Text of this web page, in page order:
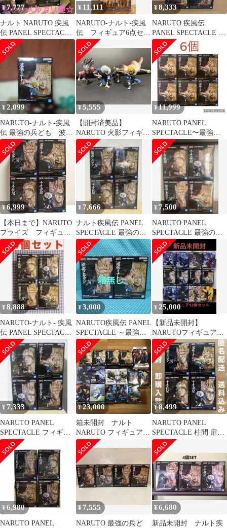
¥7,777
ナルト NARUTO 疾風
伝 PANEL SPECTACLE
フィギュア 4種
¥ 11,111
NARUTO-ナルト-疾風
伝 フィギュア6点セッ
ト（最強の兵ども+火影
岩）
¥8,333
NARUTO 疾風伝
PANEL SPECTACLE 最
強の兵ども 4点セット
¥2,099
NARUTO-ナルト-疾風
伝 最強の兵ども 波風
ミナト
¥5,555
【開封済美品】
NARUTO 火影フィギュ
ア 4点セット 初代〜
四代目 穢土転生
¥11,999
NARUTO PANEL
SPECTACLE〜最強の
兵ども〜 波風ミナト
¥6,999
【本日まで】NARUTO
プライズ フィギュ
ア 最強の兵ども 4点
セット
¥ 7,666
ナルト疾風伝 PANEL
SPECTACLE 最強の兵
ども
¥ 7,500
NARUTO PANEL
SPECTACLE 最強の兵
ども
¥8,888
NARUTO-ナルト- 疾風
伝 PANEL SPECTACLE
4個セット
¥3,000
NARUTO疾風伝 PANEL
SPECTACLE ～最強の
兵ども～ 箱無し
¥ 25,000
【新品未開封】
NARUTOフィギュア
12体セット
¥ 7,333
NARUTO PANEL
SPECTACLE フィギュ
ア 4種セット
¥23,000
箱未開封 ナルト
NARUTO フィギュアセ
ット
¥8,499
NARUTO PANEL
SPECTACLE 柱間 扉間
ヒルゼン ミナト
¥ 6,980
NARUTO PANEL
¥7,555
NARUTO 最強の兵ど
¥6,680
新品未開封 ナルト疾